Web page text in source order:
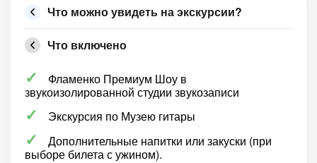
Что можно увидеть на экскурсии?
Что включено
Фламенко Премиум Шоу в
звукоизолированной студии звукозаписи
Экскурсия по Музею гитары
Дополнительные напитки или закуски (при
выборе билета с ужином).